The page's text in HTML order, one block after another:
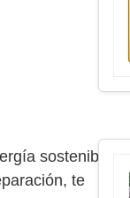
sostenible
te